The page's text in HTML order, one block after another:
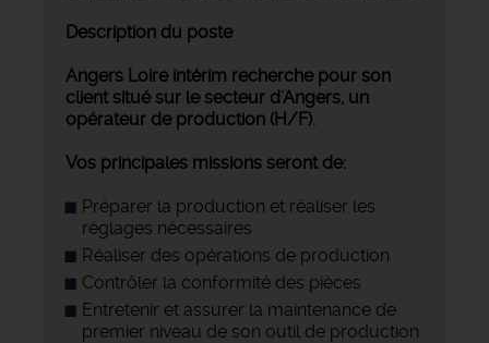
Description du poste
Angers Loire intérim recherche pour son
client situé sur le secteur d'Angers, un
opérateur de production (H/F).
Vos principales missions seront de:
Préparer la production et réaliser les
réglages nécessaires
Réaliser des opérations de production
Contrôler la conformité des pièces
Entretenir et assurer la maintenance de
premier niveau de son outil de production